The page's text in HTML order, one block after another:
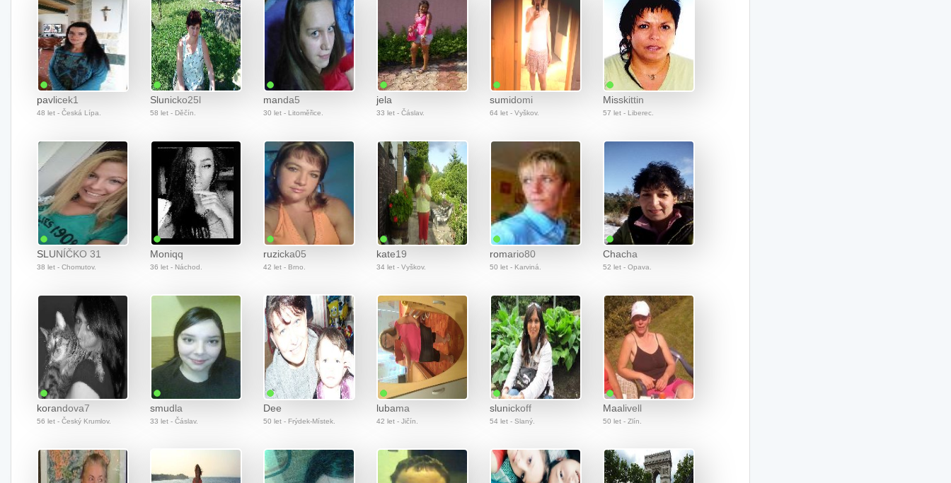
pavlicek1
48 let - Česká Lípa.
Slunicko25l
58 let - Děčín.
manda5
30 let - Litoměřice.
jela
33 let - Čáslav.
sumidomi
64 let - Vyškov.
Misskittin
57 let - Liberec.
SLUNÍČKO 31
38 let - Chomutov.
Moniqq
36 let - Náchod.
ruzicka05
42 let - Brno.
kate19
34 let - Vyškov.
romario80
50 let - Karviná.
Chacha
52 let - Opava.
korandova7
56 let - Český Krumlov.
smudla
33 let - Čáslav.
Dee
50 let - Frýdek-Místek.
lubama
42 let - Jičín.
slunickoff
54 let - Slaný.
Maalivell
50 let - Zlín.